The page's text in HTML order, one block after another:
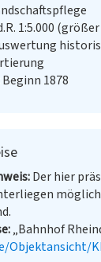
1:5.000
Beginn 1878
Der hier
„Bahnhof
Objektansicht/